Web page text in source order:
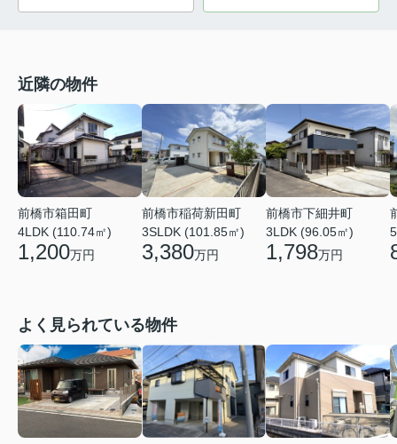
近隣の物件
前橋市箱田町
4LDK (110.74㎡)
1,200万円
前橋市稲荷新田町
3SLDK (101.85㎡)
3,380万円
前橋市下細井町
3LDK (96.05㎡)
1,798万円
よく見られている物件